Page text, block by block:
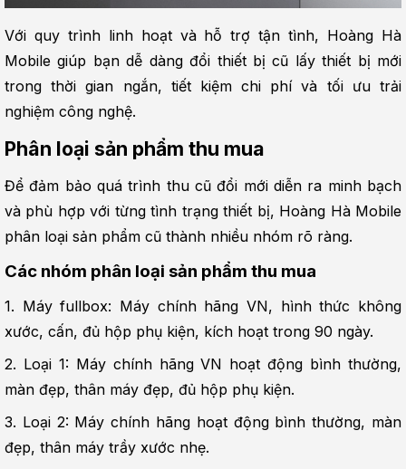
Với quy trình linh hoạt và hỗ trợ tận tình, Hoàng Hà
Mobile giúp bạn dễ dàng đổi thiết bị cũ lấy thiết bị mới
trong thời gian ngắn, tiết kiệm chi phí và tối ưu trải
nghiệm công nghệ.
Phân loại sản phẩm thu mua
Để đảm bảo quá trình thu cũ đổi mới diễn ra minh bạch
và phù hợp với từng tình trạng thiết bị, Hoàng Hà Mobile
phân loại sản phẩm cũ thành nhiều nhóm rõ ràng.
Các nhóm phân loại sản phẩm thu mua
1. Máy fullbox: Máy chính hãng VN, hình thức không
xước, cấn, đủ hộp phụ kiện, kích hoạt trong 90 ngày.
2. Loại 1: Máy chính hãng VN hoạt động bình thường,
màn đẹp, thân máy đẹp, đủ hộp phụ kiện.
3. Loại 2: Máy chính hãng hoạt động bình thường, màn
đẹp, thân máy trầy xước nhẹ.